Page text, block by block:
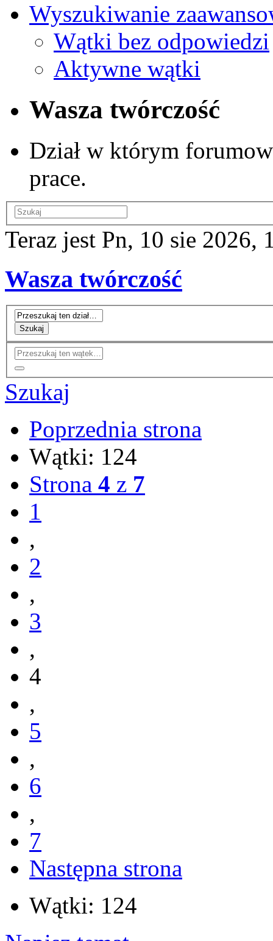
Wyszukiwanie
Wątki bez odpowiedzi
Aktywne wątki
Wasza twórczość
Dział w którym
prace.
Teraz jest Pn, 10 sie 2026,
Wasza twórczość
Szukaj
Szukaj
Poprzednia strona
Wątki: 124
Strona 4 z 7
1
,
2
,
3
,
4
,
5
,
6
,
7
Następna strona
Wątki: 124